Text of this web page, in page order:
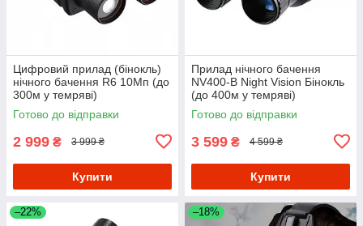
Цифровий прилад (бінокль)
нічного бачення R6 10Мп (до
300м у темряві)
Готово до відправки
2 999 ₴ 3 999 ₴
Купити
Прилад нічного бачення
NV400-B Night Vision Бінокль
(до 400м у темряві)
Готово до відправки
3 599 ₴ 4 599 ₴
Купити
–22% –18%